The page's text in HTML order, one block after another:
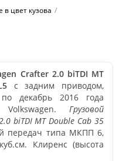
цвет кузова
Crafter 2.0 biTDI MT
с задним приводом,
декабрь 2016 года
Volkswagen. Грузовой
biTDI MT Double Cab 35
передач типа МКПП 6,
Клиренс (высота